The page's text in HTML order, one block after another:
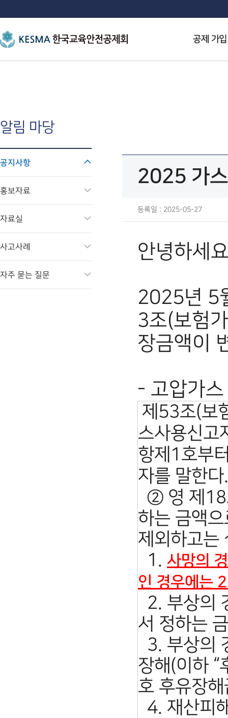
공제 가
알림 마당
공지사항
홍보자료
자료실
사고사례
자주 묻는 질문
2025 가
등록일 : 2025-05-27
안녕하세
2025년 5
3조(보험
장금액이
- 고압가
제53조(보
스사용신고
항제1호부
자를 말한
② 영 제18
하는 금액
제외하고
1. 사망의
인 경우에는
2. 부상의
서 정하는
3. 부상의
장해(이하
호 후유장
4. 재산피